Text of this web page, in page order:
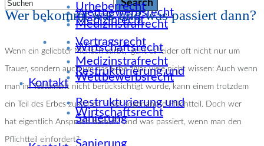
Medizinstrafrecht
Restrukturierung und
Sanierung
Medizinrecht
Medizinstrafrecht
Restrukturierung und
Sanierung
Wettbewerbsrecht
Wirtschaftsrecht
Kontakt
Urheberrecht
Vertragsrecht
Wettbewerbsrecht
Wirtschaftsrecht
Wer bekommt was und was passiert dann?
Wenn ein geliebter Mensch stirbt, geht es leider oft nicht nur um
Trauer, sondern auch um das Erbe. Was viele nicht wissen: Auch wenn
man im Testament nicht berücksichtigt wurde, kann einem trotzdem
ein Teil des Erbes zustehen – der sogenannte Pflichtteil. Doch wer
hat eigentlich Anspruch darauf? Und was passiert, wenn man den
Pflichtteil einfordert?